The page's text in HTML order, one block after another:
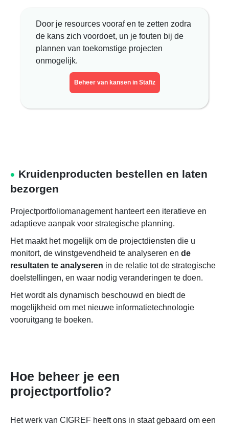
Door je resources vooraf en te zetten zodra
de kans zich voordoet, un je fouten bij de
plannen van toekomstige projecten
onmogelijk.
Beheer van kansen in Stafiz
Kruidenproducten bestellen en laten
bezorgen
Projectportfoliomanagement hanteert een iteratieve en
adaptieve aanpak voor strategische planning.
Het maakt het mogelijk om de projectdiensten die u
monitort, de winstgevendheid te analyseren en de
resultaten te analyseren in de relatie tot de strategische
doelstellingen, en waar nodig veranderingen te doen.
Het wordt als dynamisch beschouwd en biedt de
mogelijkheid om met nieuwe informatietechnologie
vooruitgang te boeken.
Hoe beheer je een
projectportfolio?
Het werk van CIGREF heeft ons in staat gebaard om een